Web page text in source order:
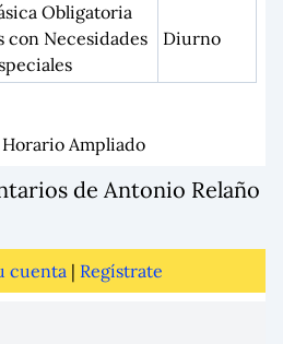
Obligatoria
con Necesidades
Diurno
Ampliado
de Antonio Relaño
cuenta | Regístrate